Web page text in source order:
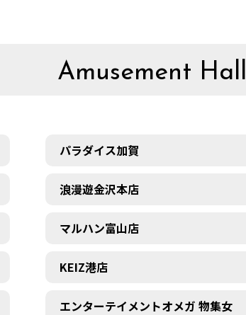
Amusement Hall
パラダイス加賀
浪漫遊金沢本店
マルハン富山店
KEIZ港店
エンターテイメントオメガ 物集女